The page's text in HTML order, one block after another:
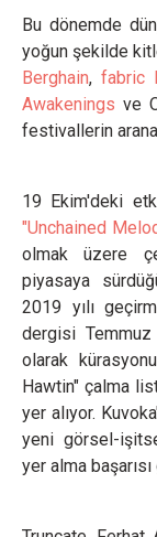
Bu dönemde
yoğun şekilde
Berghain,fabric
Awakenings ve
festivallerin
19 Ekim'deki
"Unchained
olmak üzere
piyasaya
2019 yılı
dergisi Temmuz
olarak
Hawtin" çalma
yer alıyor.
yeni görsel-
yer alma